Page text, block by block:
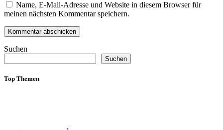
Name, E-Mail-Adresse und Website in diesem Browser für
meinen nächsten Kommentar speichern.
Suchen
Suchen
Top Themen